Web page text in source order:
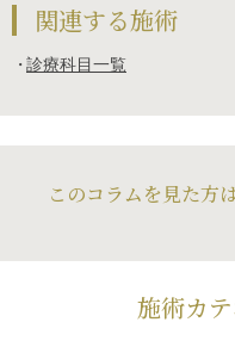
関連する施術
診療科目一覧
このコラムを見た方
施術カ